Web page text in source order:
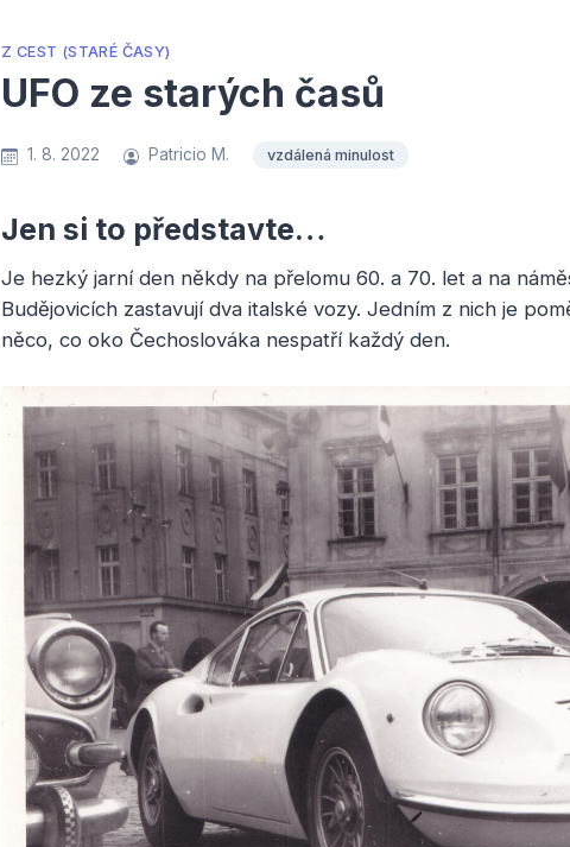
Z CEST (STARÉ ČASY)
UFO ze starých časů
1. 8. 2022 Patricio M. vzdálená minulost
Jen si to představte…
Je hezký jarní den někdy na přelomu 60. a 70. let a na
Budějovicích zastavují dva italské vozy. Jedním z nich je
něco, co oko Čechoslováka nespatří každý den.